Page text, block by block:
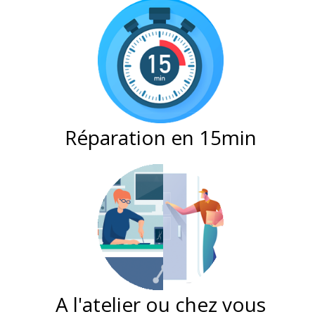
Réparation en 15min
A l'atelier ou chez vous